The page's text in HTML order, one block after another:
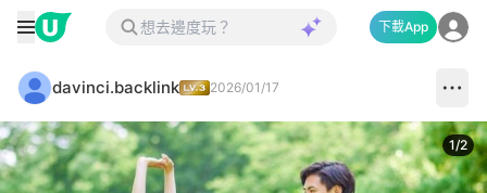
下載App
davinci.backlink 2026/01/17
1/2